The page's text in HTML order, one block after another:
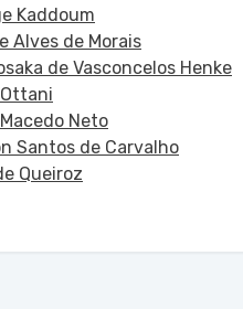
Kaddoum
Alves de Morais
de Vasconcelos Henke
Neto
Santos de Carvalho
Queiroz